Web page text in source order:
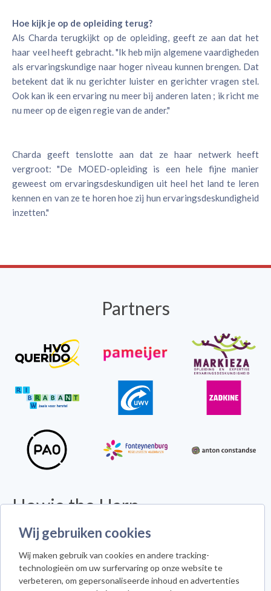
Wij gebruiken cookies
Wij maken gebruik van cookies en andere tracking-
technologieën om uw surfervaring op onze website te
verbeteren, om gepersonaliseerde inhoud en advertenties
Hoe kijk je op de opleiding terug?
Als Charda terugkijkt op de opleiding, geeft ze aan dat het
haar veel heeft gebracht. "Ik heb mijn algemene vaardigheden
als ervaringskundige naar hoger niveau kunnen brengen. Dat
betekent dat ik nu gerichter luister en gerichter vragen stel.
Ook kan ik een ervaring nu meer bij anderen laten ; ik richt me
nu meer op de eigen regie van de ander."
Charda geeft tenslotte aan dat ze haar netwerk heeft
vergroot: "De MOED-opleiding is een hele fijne manier
geweest om ervaringsdeskundigen uit heel het land te leren
kennen en van ze te horen hoe zij hun ervaringsdeskundigheid
inzetten."
Partners
Howie the Harp
© 2026 - Alle rechten voorbehouden -Disclaimer
Cookie instellingen